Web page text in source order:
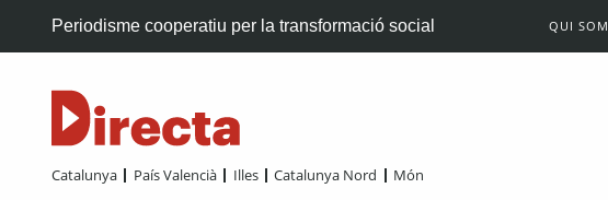
Periodisme cooperatiu per la transformació social QUI SOM
Catalunya País Valencià Illes Catalunya Nord Món